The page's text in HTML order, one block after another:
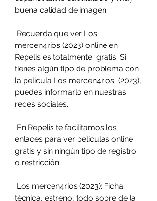
buena calidad de imagen.
mercen4rios (2023) online en
Repelis es totalmente  gratis. Si
tienes algún tipo de problema con
la pelicula Los mercen4rios  (2023),
puedes informarlo en nuestras
redes sociales.
enlaces para ver peliculas online
gratis y sin ningún tipo de registro
o restricción.
técnica, estreno, todo sobre de la